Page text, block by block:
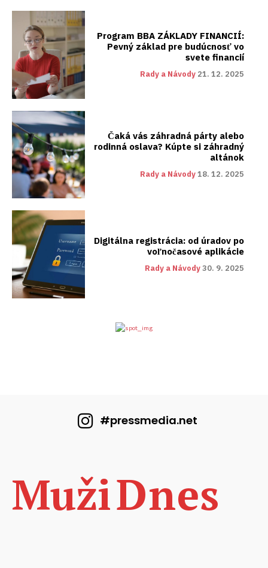
Program BBA ZÁKLADY FINANCIÍ:
Pevný základ pre budúcnosť vo
svete financií
Rady a Návody 21. 12. 2025
Čaká vás záhradná párty alebo
rodinná oslava? Kúpte si záhradný
altánok
Rady a Návody18. 12. 2025
Digitálna registrácia: od úradov po
voľnočasové aplikácie
Rady a Návody30. 9. 2025
#pressmedia.net
MužiDnes